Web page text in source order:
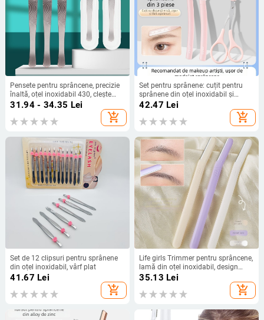
Pensete pentru sprâncene, precizie
înaltă, oțel inoxidabil 430, clește
multifuncțional
31.94 - 34.35 Lei
add_shopping_cart
Set pentru sprânene: cuțit pentru
sprânene din oțel inoxidabil și
foarfele de machiaj, marca
Bodybuilding Research, etichetă
privată licențiată
42.47 Lei
add_shopping_cart
Set de 12 clipsuri pentru sprânene
din oțel inoxidabil, vârf plat
41.67 Lei
add_shopping_cart
Life girls Trimmer pentru sprâncene,
lamă din oțel inoxidabil, design
ușor rotunjit, sigur pentru piele,
35.13 Lei
add_shopping_cart